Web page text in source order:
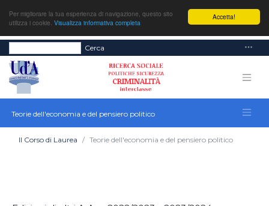
Accetta!
Per migliorare la tua esperienza di navigazione, questo sito
utilizza i cookie. Visualizza informativa completa
Cerca
Teorie dell'economia e del pensiero politico
Il Corso di Laurea Teorie dell'economia e del pensiero politico